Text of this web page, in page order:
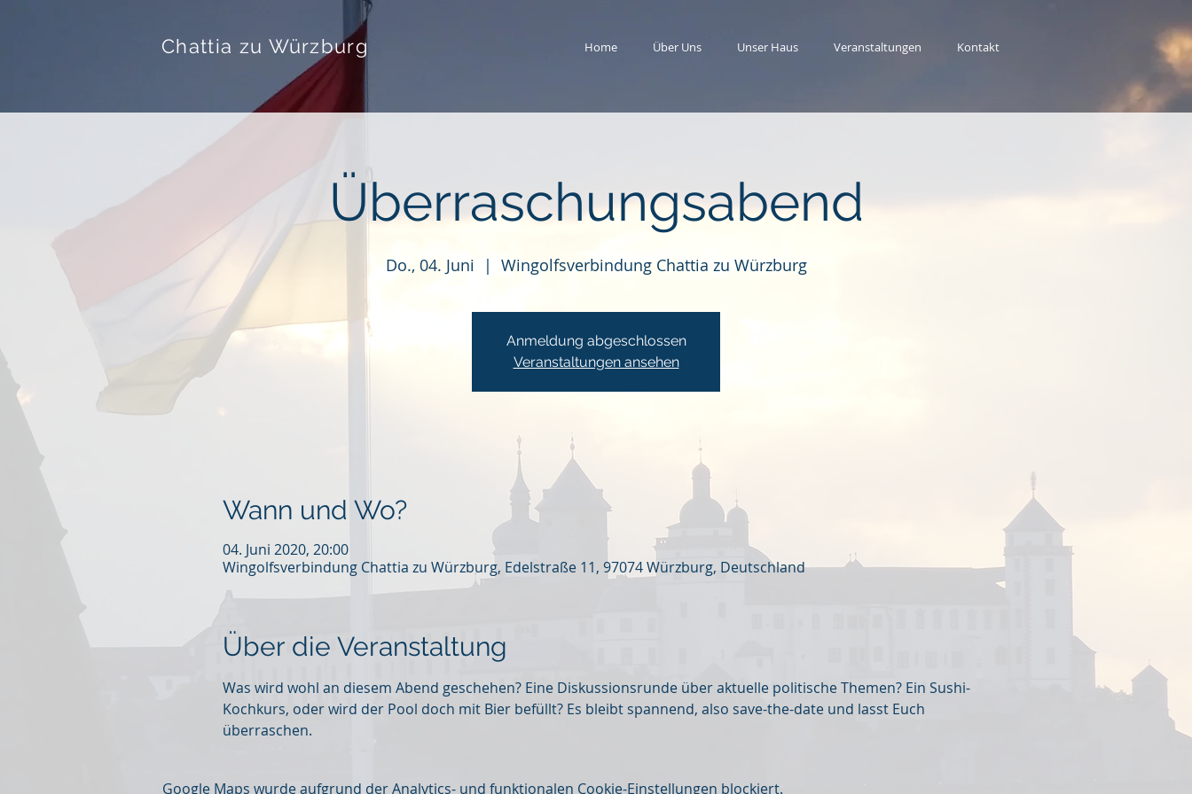
Chattia zu Würzburg Home Über Uns Unser Haus Veranstaltungen Kontakt
Überraschungsabend
Do., 04. Juni
  |
Wingolfsverbindung Chattia zu Würzburg
Anmeldung abgeschlossen
Veranstaltungen ansehen
Wann und Wo?
04. Juni 2020, 20:00
Wingolfsverbindung Chattia zu Würzburg, Edelstraße 11, 97074 Würzburg, Deutschland
Über die Veranstaltung
Was wird wohl an diesem Abend geschehen? Eine Diskussionsrunde über aktuelle politische Themen? Ein Sushi-
Kochkurs, oder wird der Pool doch mit Bier befüllt? Es bleibt spannend, also save-the-date und lasst Euch
überraschen.
Google Maps wurde aufgrund der Analytics- und funktionalen Cookie-Einstellungen blockiert.